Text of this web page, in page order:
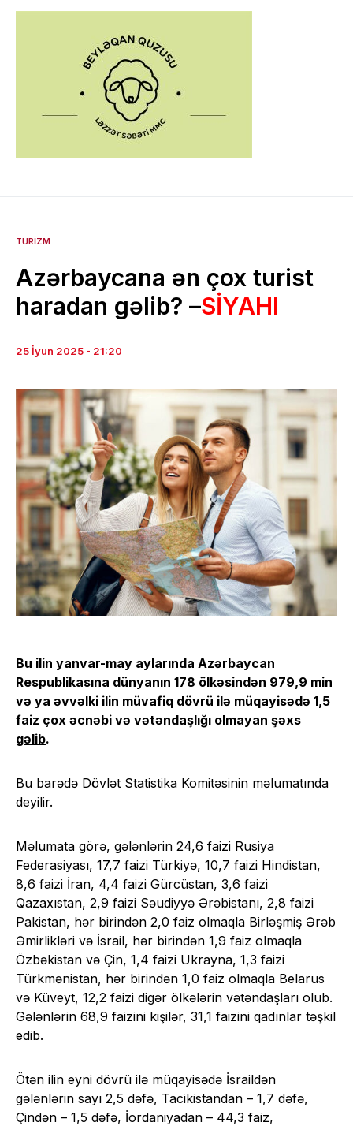
TURIZM
Azərbaycana ən çox turist
haradan gəlib? –SİYAHI
25 İyun 2025 - 21:20
Bu ilin yanvar-may aylarında Azərbaycan
Respublikasına dünyanın 178 ölkəsindən 979,9 min
və ya əvvəlki ilin müvafiq dövrü ilə müqayisədə 1,5
faiz çox əcnəbi və vətəndaşlığı olmayan şəxs
gəlib.
Bu barədə Dövlət Statistika Komitəsinin məlumatında
deyilir.
Məlumata görə, gələnlərin 24,6 faizi Rusiya
Federasiyası, 17,7 faizi Türkiyə, 10,7 faizi Hindistan,
8,6 faizi İran, 4,4 faizi Gürcüstan, 3,6 faizi
Qazaxıstan, 2,9 faizi Səudiyyə Ərəbistanı, 2,8 faizi
Pakistan, hər birindən 2,0 faiz olmaqla Birləşmiş Ərəb
Əmirlikləri və İsrail, hər birindən 1,9 faiz olmaqla
Özbəkistan və Çin, 1,4 faizi Ukrayna, 1,3 faizi
Türkmənistan, hər birindən 1,0 faiz olmaqla Belarus
və Küveyt, 12,2 faizi digər ölkələrin vətəndaşları olub.
Gələnlərin 68,9 faizini kişilər, 31,1 faizini qadınlar təşkil
edib.
Ötən ilin eyni dövrü ilə müqayisədə İsraildən
gələnlərin sayı 2,5 dəfə, Tacikistandan – 1,7 dəfə,
Çindən – 1,5 dəfə, İordaniyadan – 44,3 faiz,